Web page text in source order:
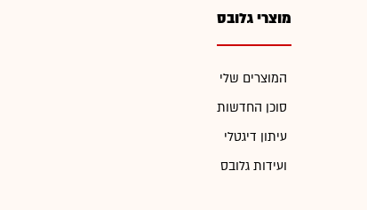
מוצרי גלובס
המוצרים שלי
סוכן החדשות
עיתון דיגטלי
ועידות גלובס